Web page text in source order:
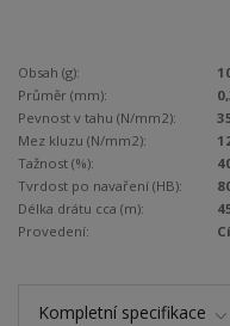
Obsah (g):
Průměr (mm):
Pevnost v tahu (N/mm2):
Mez kluzu (N/mm2):
Tažnost (%):
Tvrdost po navaření (HB):
Délka drátu cca (m):
Provedení:
Kompletní specifikace